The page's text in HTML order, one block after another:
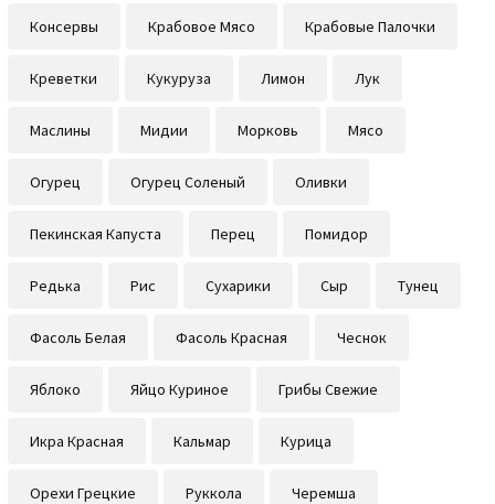
Консервы Крабовое Мясо Крабовые Палочки
Креветки Кукуруза Лимон Лук
Маслины Мидии Морковь Мясо
Огурец Огурец Соленый Оливки
Пекинская Капуста Перец Помидор
Редька Рис Сухарики Сыр Тунец
Фасоль Белая Фасоль Красная Чеснок
Яблоко Яйцо Куриное Грибы Свежие
Икра Красная Кальмар Курица
Орехи Грецкие Руккола Черемша